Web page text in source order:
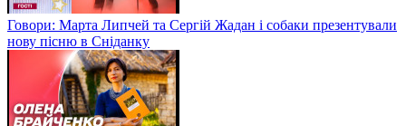
Говори: Марта Липчей та Сергій Жадан і собаки презентували
нову пісню в Сніданку